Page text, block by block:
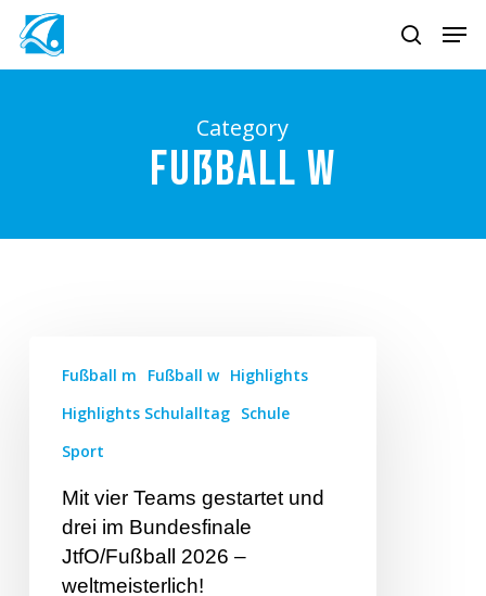
Skip
search
Category
Fußball w
Fußball m Fußball w Highlights
Highlights Schulalltag Schule
Sport
Mit vier Teams gestartet und
drei im Bundesfinale
JtfO/Fußball 2026 –
weltmeisterlich!